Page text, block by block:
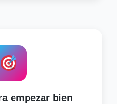
empezar bien